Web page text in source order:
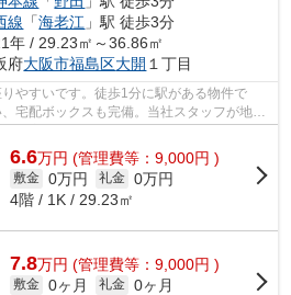
線 「海老江 」駅 徒歩3分
年 / 29.23㎡～36.86㎡
府大阪市福島区大開 １丁目
やすいです。徒歩1分に駅がある物件で
宅配ボックスも完備。当社スタッフが地域
6.6万円 (管理費等：9,000円 )
敷金 0万円 礼金 0万円
4階 / 1K / 29.23㎡
7.8万円 (管理費等：9,000円 )
敷金 0ヶ月 礼金 0ヶ月